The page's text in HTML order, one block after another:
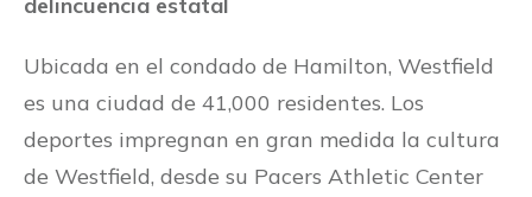
Ubicada en el condado de Hamilton, Westfield
es una ciudad de 41,000 residentes. Los
deportes impregnan en gran medida la cultura
de Westfield, desde su Pacers Athletic Center